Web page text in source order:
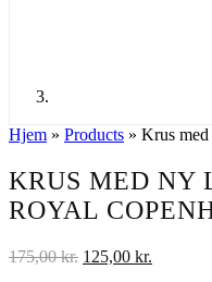
Hjem » Products » Krus
KRUS MED NY
ROYAL
175,00kr. Den
125,00 kr.